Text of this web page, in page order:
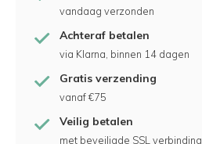
vandaag verzonden
Achteraf betalen
via Klarna, binnen 14 dagen
Gratis verzending
vanaf €75
Veilig betalen
met beveiligde SSL verbinding